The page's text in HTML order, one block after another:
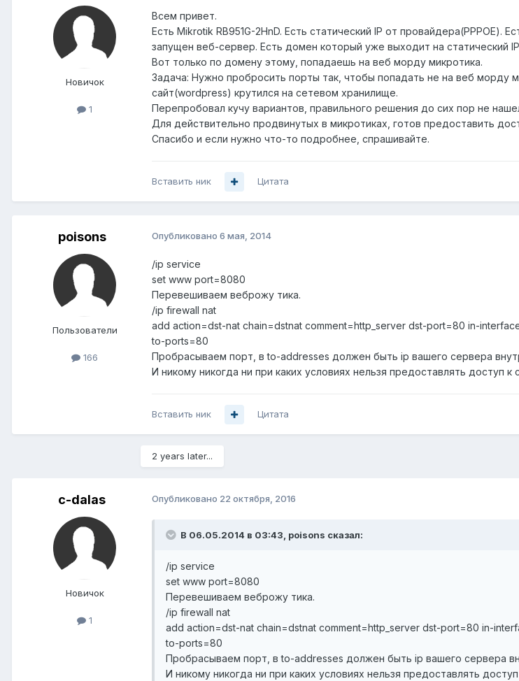
Новичок
1
Всем привет.
Есть Mikrotik RB951G-2HnD. Есть статический IP от
запущен веб-сервер. Есть домен который уже выходит на статический
Вот только по домену этому, попадаешь на веб морду микротика.
Задача: Нужно пробросить порты так, чтобы попадать не на веб морду
сайт(wordpress) крутился на сетевом хранилище.
Перепробовал кучу вариантов, правильного решения до сих пор не
Для действительно продвинутых в микротиках, готов предоставить
Спасибо и если нужно что-то подробнее, спрашивайте.
Вставить ник Цитата
poisons
Пользователи
166
Опубликовано 6 мая, 2014
/ip service
set www port=8080
Перевешиваем веброжу тика.
/ip firewall nat
add action=dst-nat chain=dstnat comment=http_server dst-port=80 in-
to-ports=80
Пробрасываем порт, в to-addresses должен быть ip вашего сервера
И никому никогда ни при каких условиях нельзя предоставлять доступ
Вставить ник Цитата
2 years later...
c-dalas
Новичок
1
Опубликовано 22 октября, 2016
В 06.05.2014 в 03:43, poisons сказал:
/ip service
set www port=8080
Перевешиваем веброжу тика.
/ip firewall nat
add action=dst-nat chain=dstnat comment=http_server dst-port=80 in-
to-ports=80
Пробрасываем порт, в to-addresses должен быть ip вашего сервера
И никому никогда ни при каких условиях нельзя предоставлять